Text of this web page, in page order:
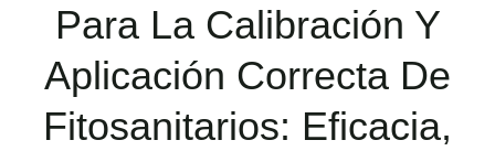
Para La Calibración Y
Aplicación Correcta De
Fitosanitarios: Eficacia,